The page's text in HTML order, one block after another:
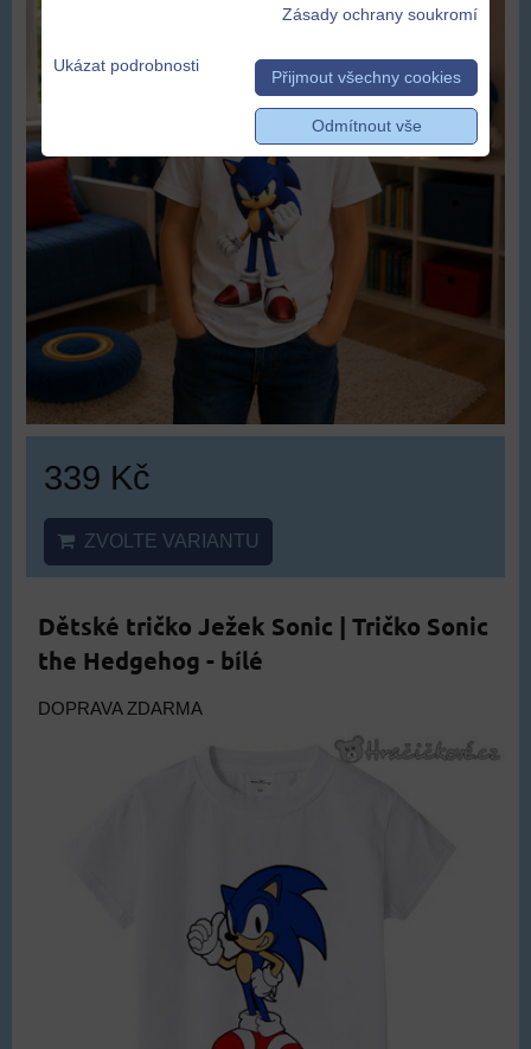
339 Kč
ZVOLTE VARIANTU
Dětské tričko Ježek Sonic | Tričko Sonic
the Hedgehog - bílé
DOPRAVA ZDARMA
Zásady ochrany soukromí
Ukázat podrobnosti
Přijmout všechny cookies
Odmítnout vše